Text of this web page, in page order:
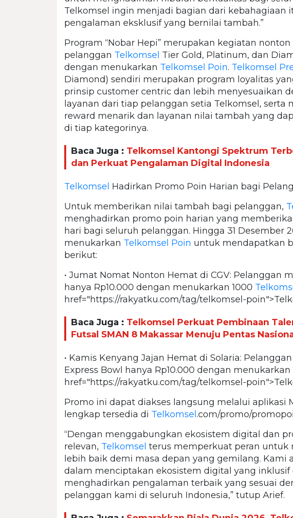
Telkomsel ingin menjadi bagian dari kebahagiaan
pengalaman eksklusif yang bernilai tambah.”
Program “Nobar Hepi” merupakan kegiatan
pelanggan Telkomsel Tier Gold, Platinum, dan
dengan menukarkan Telkomsel Poin. Telkomsel
Diamond) sendiri merupakan program loyalitas
prinsip customer centric dan lebih menyesuaikan
layanan dari tiap pelanggan setia Telkomsel, serta
reward menarik dan layanan nilai tambah yang
di tiap kategorinya.
Baca Juga : Telkomsel Kantongi Spektrum
dan Perkuat Pengalaman Digital Indonesia
Telkomsel Hadirkan Promo Poin Harian bagi
Untuk memberikan nilai tambah bagi pelanggan,
menghadirkan promo poin harian yang
hari bagi seluruh pelanggan. Hingga 31 Desember
menukarkan Telkomsel Poin untuk mendapatkan
berikut:
• Jumat Nomat Nonton Hemat di CGV: Pelanggan
hanya Rp10.000 dengan menukarkan 1000
href="https://rakyatku.com/tag/telkomsel-
Baca Juga : Telkomsel Perkuat Pembinaan
Futsal SMAN 8 Makassar Menuju Pentas
• Kamis Kenyang Jajan Hemat di Solaria:
Express Bowl hanya Rp10.000 dengan menukarkan
href="https://rakyatku.com/tag/telkomsel-
Promo ini dapat diakses langsung melalui aplikasi
lengkap tersedia di Telkomsel.com/promo/
“Dengan menggabungkan ekosistem digital dan
relevan, Telkomsel terus memperkuat peran untuk
lebih baik demi masa depan yang gemilang. Kami
dalam menciptakan ekosistem digital yang
menghadirkan pengalaman terbaik yang sesuai
pelanggan kami di seluruh Indonesia,” tutup Arief.